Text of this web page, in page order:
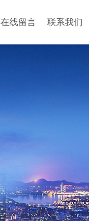
在线留言 联系我们